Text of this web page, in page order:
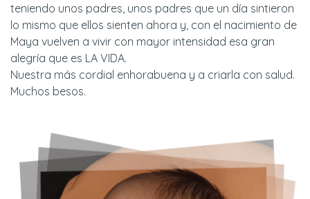
teniendo unos padres, unos padres que un día sintieron
lo mismo que ellos sienten ahora y, con el nacimiento de
Maya vuelven a vivir con mayor intensidad esa gran
alegría que es LA VIDA.
Nuestra más cordial enhorabuena y a criarla con salud.
Muchos besos.